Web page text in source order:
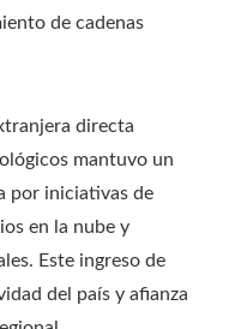
de cadenas
directa
mantuvo un
por iniciativas de
en la nube y
Este ingreso de
del país y afianza